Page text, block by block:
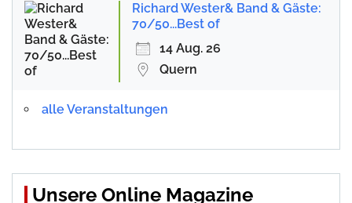
Richard Wester& Band & Gäste:
70/50...Best of
14 Aug. 26
Quern
alle Veranstaltungen
Unsere Online Magazine